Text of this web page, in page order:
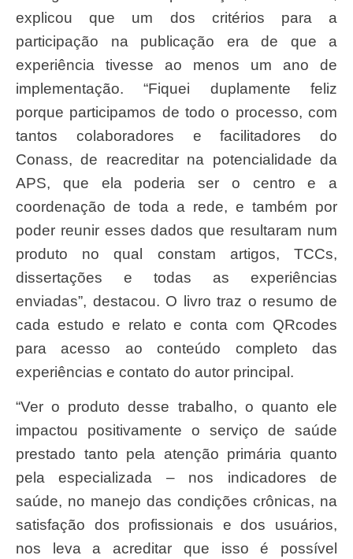
explicou que um dos critérios para a
participação na publicação era de que a
experiência tivesse ao menos um ano de
implementação. “Fiquei duplamente feliz
porque participamos de todo o processo, com
tantos colaboradores e facilitadores do
Conass, de reacreditar na potencialidade da
APS, que ela poderia ser o centro e a
coordenação de toda a rede, e também por
poder reunir esses dados que resultaram num
produto no qual constam artigos, TCCs,
dissertações e todas as experiências
enviadas”, destacou. O livro traz o resumo de
cada estudo e relato e conta com QRcodes
para acesso ao conteúdo completo das
experiências e contato do autor principal.
“Ver o produto desse trabalho, o quanto ele
impactou positivamente o serviço de saúde
prestado tanto pela atenção primária quanto
pela especializada – nos indicadores de
saúde, no manejo das condições crônicas, na
satisfação dos profissionais e dos usuários,
nos leva a acreditar que isso é possível